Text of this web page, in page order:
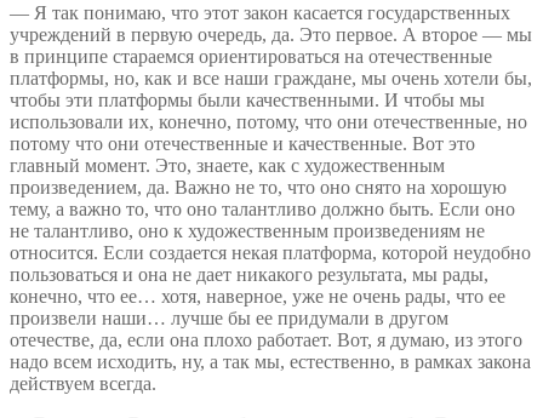
— Я так понимаю, что этот закон касается государственных
учреждений в первую очередь, да. Это первое. А второе — мы
в принципе стараемся ориентироваться на отечественные
платформы, но, как и все наши граждане, мы очень хотели бы,
чтобы эти платформы были качественными. И чтобы мы
использовали их, конечно, потому, что они отечественные, но
потому что они отечественные и качественные. Вот это
главный момент. Это, знаете, как с художественным
произведением, да. Важно не то, что оно снято на хорошую
тему, а важно то, что оно талантливо должно быть. Если оно
не талантливо, оно к художественным произведениям не
относится. Если создается некая платформа, которой неудобно
пользоваться и она не дает никакого результата, мы рады,
конечно, что ее… хотя, наверное, уже не очень рады, что ее
произвели наши… лучше бы ее придумали в другом
отечестве, да, если она плохо работает. Вот, я думаю, из этого
надо всем исходить, ну, а так мы, естественно, в рамках закона
действуем всегда.